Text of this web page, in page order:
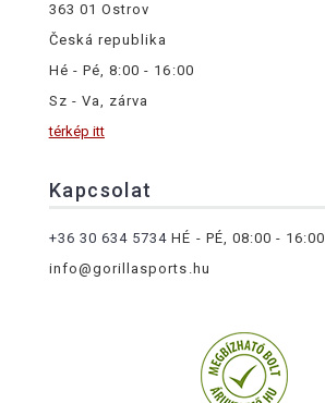
363 01 Ostrov
Česká republika
Hé - Pé, 8:00 - 16:00
Sz - Va, zárva
térkép itt
Kapcsolat
+36 30 634 5734 HÉ - PÉ, 08:00 - 16:00
info@gorillasports.hu